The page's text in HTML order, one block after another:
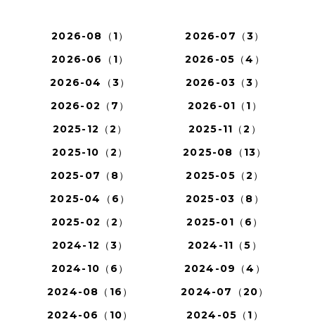
2026-08（1）
2026-07（3）
2026-06（1）
2026-05（4）
2026-04（3）
2026-03（3）
2026-02（7）
2026-01（1）
2025-12（2）
2025-11（2）
2025-10（2）
2025-08（13）
2025-07（8）
2025-05（2）
2025-04（6）
2025-03（8）
2025-02（2）
2025-01（6）
2024-12（3）
2024-11（5）
2024-10（6）
2024-09（4）
2024-08（16）
2024-07（20）
2024-06（10）
2024-05（1）